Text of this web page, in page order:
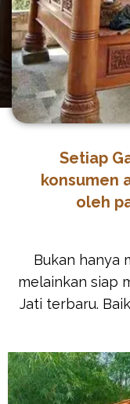
Setiap
konsumen
oleh
Bukan hanya
melainkan siap
Jati terbaru.